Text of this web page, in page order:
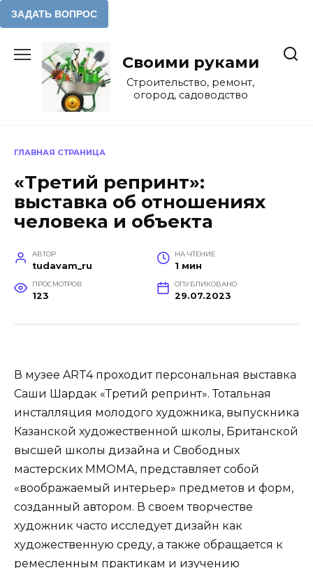
содержанию
Своими руками
Строительство, ремонт,
огород, садоводство
ГЛАВНАЯ СТРАНИЦА
«Третий репринт»:
выставка об отношениях
человека и объекта
АВТОР
tudavam_ru
НА ЧТЕНИЕ
1 мин
ПРОСМОТРОВ
123
ОПУБЛИКОВАНО
29.07.2023
В музее ART4 проходит персональная выставка
Саши Шардак «Третий репринт». Тотальная
инсталляция молодого художника, выпускника
Казанской художественной школы, Британской
высшей школы дизайна и Свободных
мастерских ММОМА, представляет собой
«воображаемый интерьер» предметов и форм,
созданный автором. В своем творчестве
художник часто исследует дизайн как
художественную среду, а также обращается к
ремесленным практикам и изучению